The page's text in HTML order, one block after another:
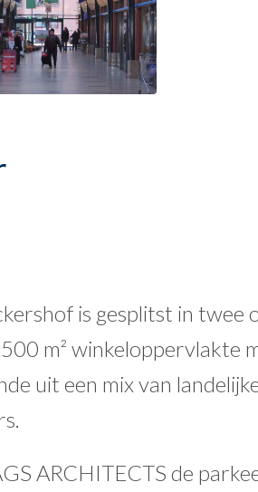
is gesplitst in twee
m² winkeloppervlakte
uit een mix van
ARCHITECTS de